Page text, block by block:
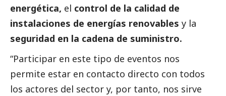
energética, el control de la calidad de
instalaciones de energías renovables y la
seguridad en la cadena de suministro.
“Participar en este tipo de eventos nos
permite estar en contacto directo con todos
los actores del sector y, por tanto, nos sirve